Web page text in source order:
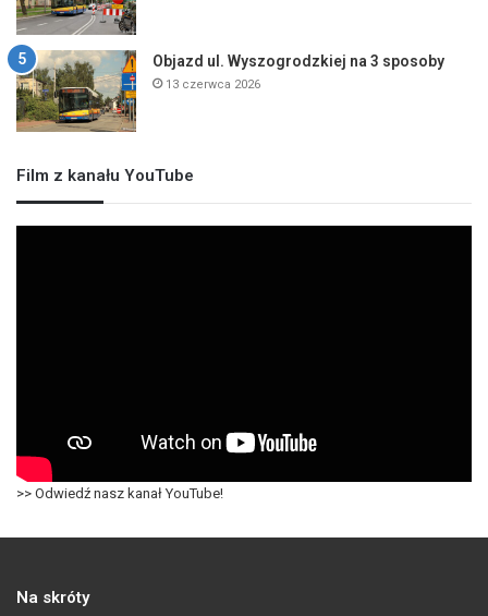
Objazd ul. Wyszogrodzkiej na 3 sposoby
13 czerwca 2026
Film z kanału YouTube
>> Odwiedź nasz kanał YouTube!
Na skróty